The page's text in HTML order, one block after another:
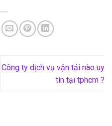
Công ty dịch vụ vận tải nào uy
tín tại tphcm ?